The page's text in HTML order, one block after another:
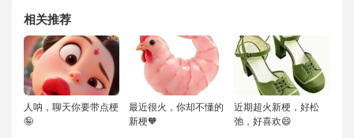
相关推荐
人呐，聊天你要带点梗
🤪
最近很火，你却不懂的
新梗🧡
近期超火新梗，好松
弛，好喜欢😄